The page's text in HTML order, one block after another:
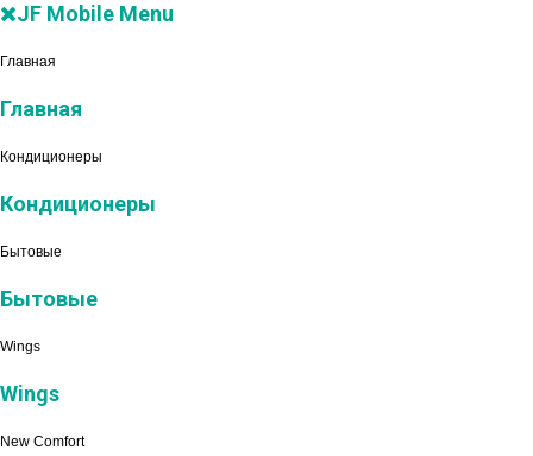
JF Mobile Menu
Главная
Главная
Кондиционеры
Кондиционеры
Бытовые
Бытовые
Wings
Wings
New Comfort